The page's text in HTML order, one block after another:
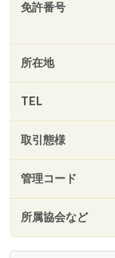
免許番号
所在地
TEL
取引態様
管理コード
所属協会など